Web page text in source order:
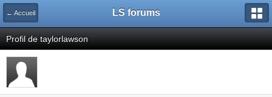
← Accueil LS forums
Profil de taylorlawson